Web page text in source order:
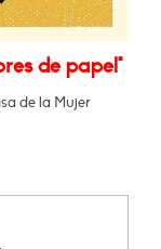
de papel"
de la Mujer